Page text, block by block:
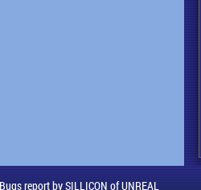
report by SILLICON of UNREAL